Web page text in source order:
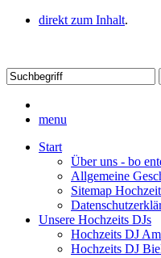
direkt zum Inhalt.
menu
Start
Über uns - bo
Allgemeine
Sitemap
Unsere Hochzeits DJs
Hochzeits DJ
Hochzeits DJ